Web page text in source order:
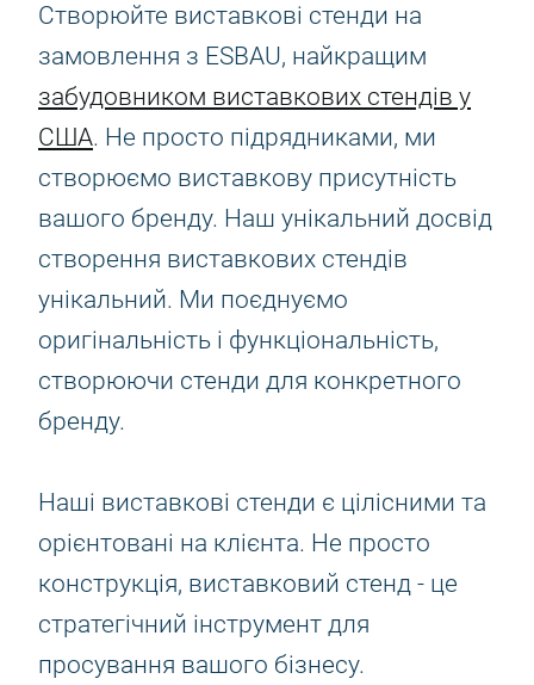
Створюйте виставкові стенди на
замовлення з ESBAU, найкращим
забудовником виставкових стендів у
США. Не просто підрядниками, ми
створюємо виставкову присутність
вашого бренду. Наш унікальний досвід
створення виставкових стендів
унікальний. Ми поєднуємо
оригінальність і функціональність,
створюючи стенди для конкретного
бренду.
Наші виставкові стенди є цілісними та
орієнтовані на клієнта. Не просто
конструкція, виставковий стенд - це
стратегічний інструмент для
просування вашого бізнесу.